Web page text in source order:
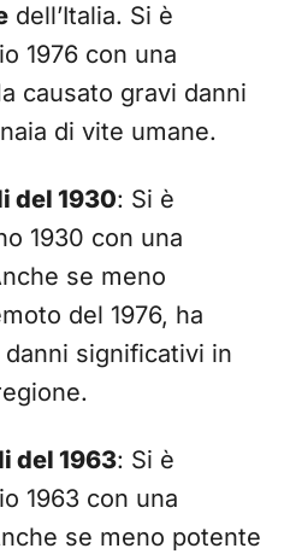
dell’Italia. Si è
1976 con una
causato gravi danni
di vite umane.
del 1930: Si è
1930 con una
se meno
del 1976, ha
significativi in
del 1963: Si è
1963 con una
se meno potente